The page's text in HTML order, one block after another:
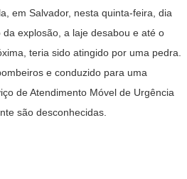
em Salvador, nesta quinta-feira, dia
explosão, a laje desabou e até o
teria sido atingido por uma pedra.
e conduzido para uma
de Atendimento Móvel de Urgência
são desconhecidas.